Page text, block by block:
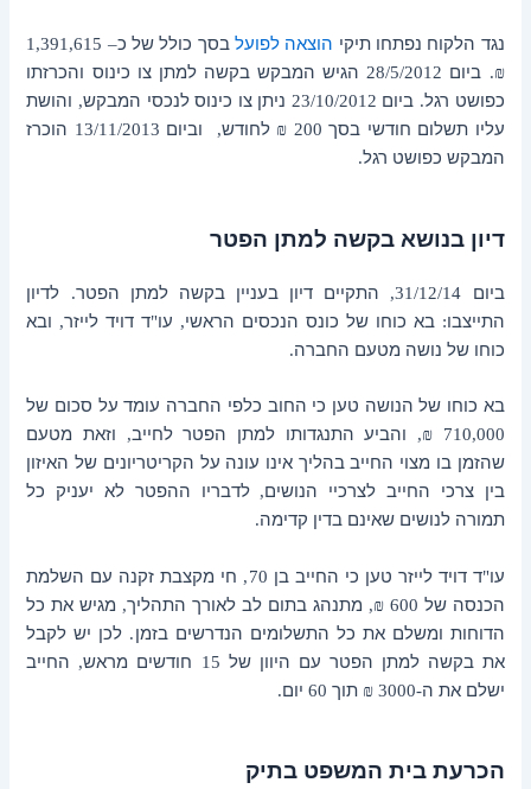
נגד הלקוח נפתחו תיקי הוצאה לפועלבסך כולל של כ
– 1,391,615
₪. ביום 28/5/2012 הגיש המבקש בקשה למתן צו כינוס והכרזתו
כפושט רגל. ביום 23/10/2012 ניתן צו כינוס לנכסי המבקש, והושת
עליו תשלום חודשי בסך 200 ₪ לחודש, וביום 13/11/2013 הוכרז
המבקש כפושט רגל.
דיון בנושא בקשה למתן הפטר
ביום 31/12/14, התקיים דיון בעניין בקשה למתן הפטר. לדיון
התייצבו: בא כוחו של כונס הנכסים הראשי, עו"ד דויד לייזר, ובא
כוחו של נושה מטעם החברה.
בא כוחו של הנושה טען כי החוב כלפי החברה עומד על סכום של
710,000 ₪, והביע התנגדותו למתן הפטר לחייב, וזאת מטעם
שהזמן בו מצוי החייב בהליך אינו עונה על הקריטריונים של האיזון
בין צרכי החייב לצרכיי הנושים,לדבריו ההפטר לא יעניק כל
תמורה לנושים שאינם בדין קדימה.
עו"ד דויד לייזר טען כי החייב בן 70,
חי מקצבת זקנה עם השלמת
הכנסה של 600 ₪, מתנהג בתום לב לאורך התהליך, מגיש את כל
הדוחות ומשלם את כל התשלומים הנדרשים בזמן. לכן יש לקבל
את בקשה למתן הפטר עם היוון של 15 חודשים מראש, החייב
ישלם את ה-3000 ₪ תוך 60 יום.
הכרעת בית המשפט בתיק